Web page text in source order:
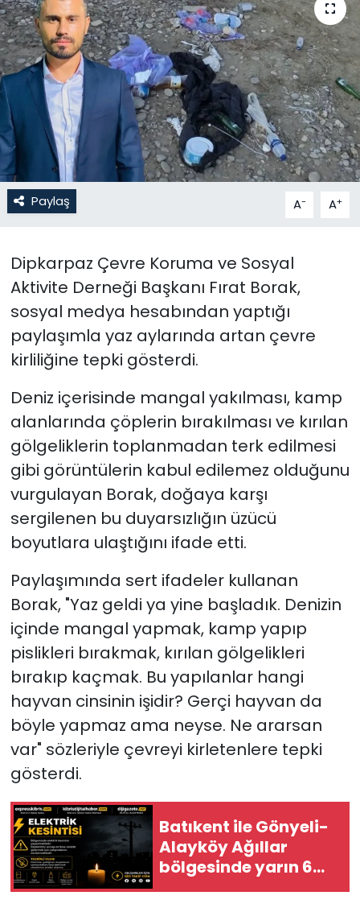
Paylaş A- A+
Dipkarpaz Çevre Koruma ve Sosyal
Aktivite Derneği Başkanı Fırat Borak,
sosyal medya hesabından yaptığı
paylaşımla yaz aylarında artan çevre
kirliliğine tepki gösterdi.
Deniz içerisinde mangal yakılması, kamp
alanlarında çöplerin bırakılması ve kırılan
gölgeliklerin toplanmadan terk edilmesi
gibi görüntülerin kabul edilemez olduğunu
vurgulayan Borak, doğaya karşı
sergilenen bu duyarsızlığın üzücü
boyutlara ulaştığını ifade etti.
Paylaşımında sert ifadeler kullanan
Borak, "Yaz geldi ya yine başladık. Denizin
içinde mangal yapmak, kamp yapıp
pislikleri bırakmak, kırılan gölgelikleri
bırakıp kaçmak. Bu yapılanlar hangi
hayvan cinsinin işidir? Gerçi hayvan da
böyle yapmaz ama neyse. Ne ararsan
var" sözleriyle çevreyi kirletenlere tepki
gösterdi.
Batıkent ile Gönyeli-
Alayköy Ağıllar
bölgesinde yarın 6
saatlik elektrik
KKTC YEREL SEÇİM 2018
Kültür Sanat
Magazin
Moda
Nöbetçi Eczaneler
Politika
SAĞLIK
Spor
Teknoloji
TÜRKiYE
Video Galeri
YAŞAM